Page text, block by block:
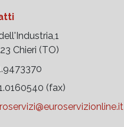
Chieri (TO)
(fax)